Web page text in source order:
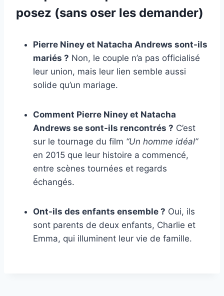
posez (sans oser les demander)
Pierre Niney et Natacha Andrews sont-ils
mariés ? Non, le couple n’a pas officialisé
leur union, mais leur lien semble aussi
solide qu’un mariage.
Comment Pierre Niney et Natacha
Andrews se sont-ils rencontrés ? C’est
sur le tournage du film “Un homme idéal”
en 2015 que leur histoire a commencé,
entre scènes tournées et regards
échangés.
Ont-ils des enfants ensemble ? Oui, ils
sont parents de deux enfants, Charlie et
Emma, qui illuminent leur vie de famille.